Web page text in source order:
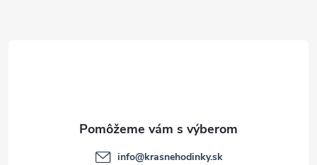
info@krasnehodinky.sk